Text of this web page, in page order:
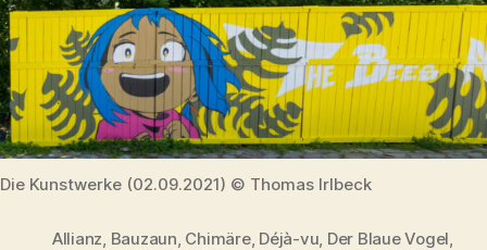
Die Kunstwerke (02.09.2021) © Thomas Irlbeck
Allianz Bauzaun Chimäre, Déjà-vu Der Blaue Vogel